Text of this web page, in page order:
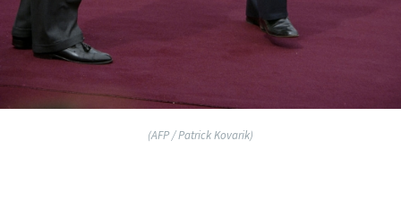
(AFP / Patrick Kovarik)